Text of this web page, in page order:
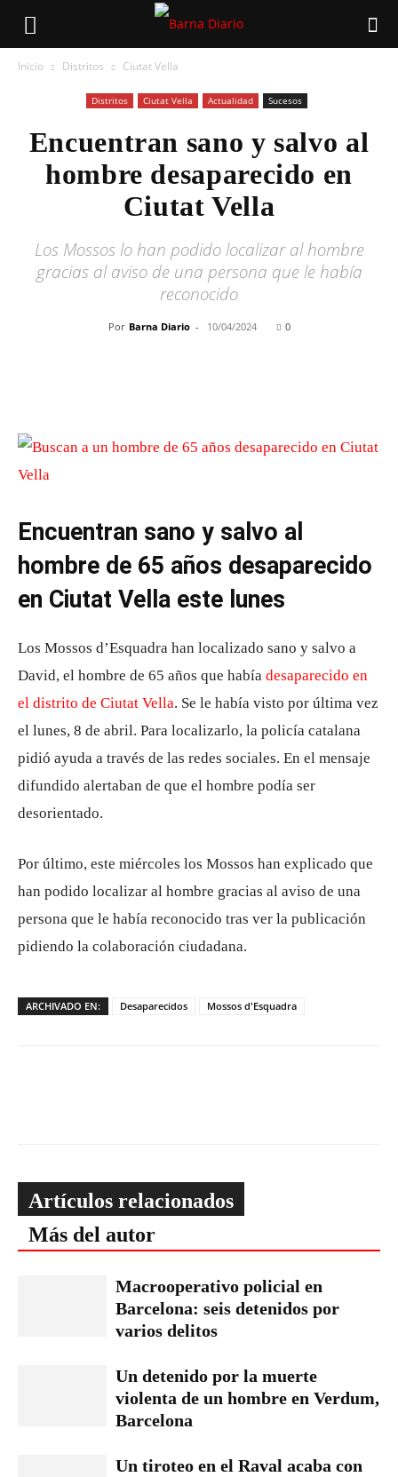
Inicio Distritos Ciutat Vella
Distritos Ciutat Vella Actualidad Sucesos
Encuentran sano y salvo al
hombre desaparecido en
Ciutat Vella
Los Mossos lo han podido localizar al hombre
gracias al aviso de una persona que le había
reconocido
Por Barna Diario - 10/04/2024 0
Encuentran sano y salvo al
hombre de 65 años desaparecido
en Ciutat Vella este lunes
Los Mossos d’Esquadra han localizado sano y salvo a
David, el hombre de 65 años que había desaparecido en
el distrito de Ciutat Vella. Se le había visto por última vez
el lunes, 8 de abril. Para localizarlo, la policía catalana
pidió ayuda a través de las redes sociales. En el mensaje
difundido alertaban de que el hombre podía ser
desorientado.
Por último, este miércoles los Mossos han explicado que
han podido localizar al hombre gracias al aviso de una
persona que le había reconocido tras ver la publicación
pidiendo la colaboración ciudadana.
ARCHIVADO EN: Desaparecidos Mossos d'Esquadra
Artículos relacionados
Más del autor
Macrooperativo policial en
Barcelona: seis detenidos por
varios delitos
Un detenido por la muerte
violenta de un hombre en Verdum,
Barcelona
Un tiroteo en el Raval acaba con